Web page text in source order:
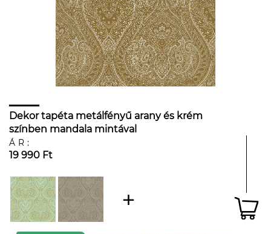
Dekor tapéta metálfényű arany és krém
színben mandala mintával
ÁR:
19 990 Ft